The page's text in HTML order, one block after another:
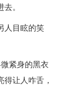
。
人目眩的笑
紧身的黑衣
让人咋舌，